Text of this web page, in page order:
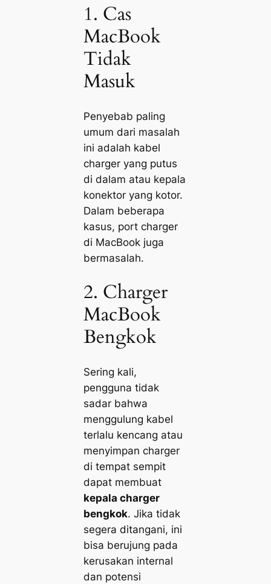
1. Cas
MacBook
Tidak
Masuk
Penyebab paling
umum dari masalah
ini adalah kabel
charger yang putus
di dalam atau kepala
konektor yang kotor.
Dalam beberapa
kasus, port charger
di MacBook juga
bermasalah.
2. Charger
MacBook
Bengkok
Sering kali,
pengguna tidak
sadar bahwa
menggulung kabel
terlalu kencang atau
menyimpan charger
di tempat sempit
dapat membuat
kepala charger
bengkok. Jika tidak
segera ditangani, ini
bisa berujung pada
kerusakan internal
dan potensi